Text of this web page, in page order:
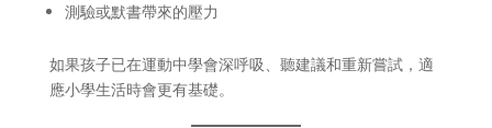
測驗或默書帶來的壓力
如果孩子已在運動中學會深呼吸、聽建議和重新嘗試，適
應小學生活時會更有基礎。